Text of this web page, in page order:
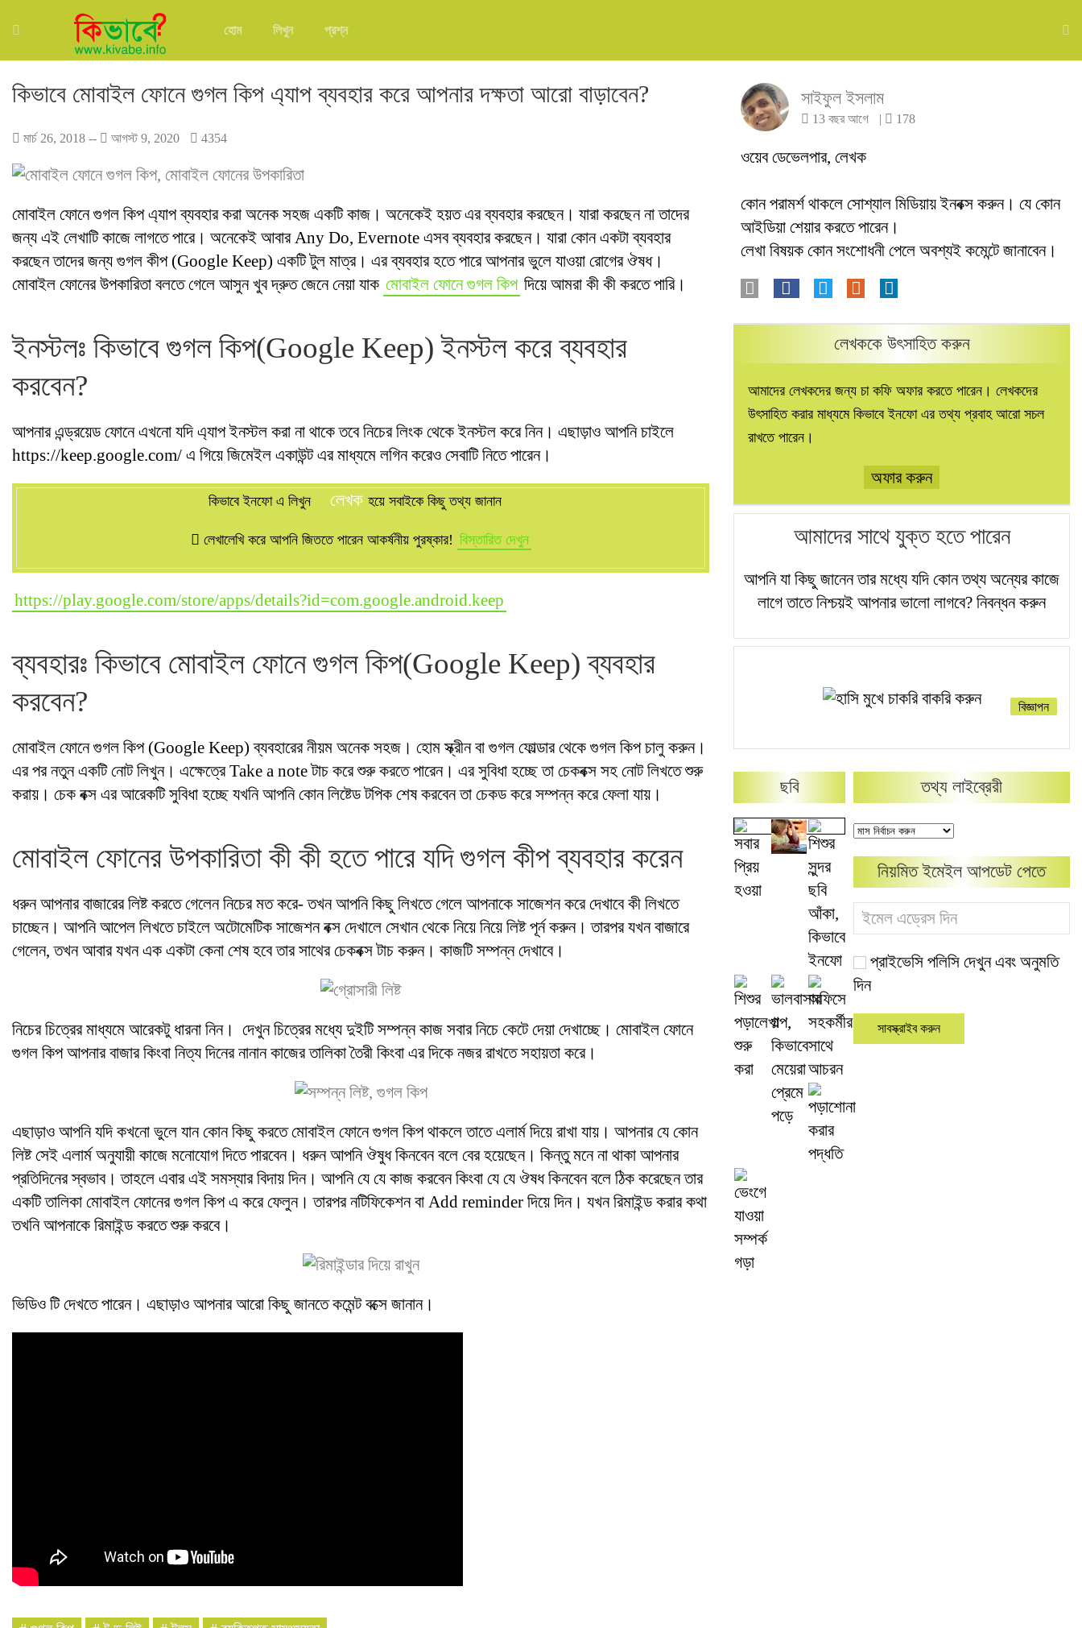
হোম লিখুন প্রশ্ন
কিভাবে মোবাইল ফোনে গুগল কিপ এ্যাপ ব্যবহার করে আপনার দক্ষতা আরো বাড়াবেন?
মার্চ 26, 2018 -- আগস্ট 9, 2020 4354
মোবাইল ফোনে গুগল কিপ এ্যাপ ব্যবহার করা অনেক সহজ একটি কাজ। অনেকেই হয়ত এর ব্যবহার করছেন। যারা করছেন না তাদের
জন্য এই লেখাটি কাজে লাগতে পারে। অনেকেই আবার Any Do, Evernote এসব ব্যবহার করছেন। যারা কোন একটা ব্যবহার
করছেন তাদের জন্য গুগল কীপ (Google Keep) একটি টুল মাত্র। এর ব্যবহার হতে পারে আপনার ভুলে যাওয়া রোগের ঔষধ।
মোবাইল ফোনের উপকারিতা বলতে গেলে আসুন খুব দ্রুত জেনে নেয়া যাক মোবাইল ফোনে গুগল কিপ দিয়ে আমরা কী কী করতে পারি।
ইনস্টলঃ কিভাবে গুগল কিপ(Google Keep) ইনস্টল করে ব্যবহার
করবেন?
আপনার এন্ড্রয়েড ফোনে এখনো যদি এ্যাপ ইনস্টল করা না থাকে তবে নিচের লিংক থেকে ইনস্টল করে নিন। এছাড়াও আপনি চাইলে
https://keep.google.com/ এ গিয়ে জিমেইল একাউন্ট এর মাধ্যমে লগিন করেও সেবাটি নিতে পারেন।
কিভাবে ইনফো এ লিখুন লেখক হয়ে সবাইকে কিছু তথ্য জানান
লেখালেখি করে আপনি জিততে পারেন আকর্ষনীয় পুরষ্কার! বিস্তারিত দেখুন
https://play.google.com/store/apps/details?id=com.google.android.keep
ব্যবহারঃ কিভাবে মোবাইল ফোনে গুগল কিপ(Google Keep) ব্যবহার
করবেন?
মোবাইল ফোনে গুগল কিপ (Google Keep) ব্যবহারের নীয়ম অনেক সহজ। হোম স্ক্রীন বা গুগল ফোল্ডার থেকে গুগল কিপ চালু করুন।
এর পর নতুন একটি নোট লিখুন। এক্ষেত্রে Take a note টাচ করে শুরু করতে পারেন। এর সুবিধা হচ্ছে তা চেকবক্স সহ নোট লিখতে শুরু
করায়। চেক বক্স এর আরেকটি সুবিধা হচ্ছে যখনি আপনি কোন লিষ্টেড টপিক শেষ করবেন তা চেকড করে সম্পন্ন করে ফেলা যায়।
মোবাইল ফোনের উপকারিতা কী কী হতে পারে যদি গুগল কীপ ব্যবহার করেন
ধরুন আপনার বাজারের লিষ্ট করতে গেলেন নিচের মত করে- তখন আপনি কিছু লিখতে গেলে আপনাকে সাজেশন করে দেখাবে কী লিখতে
চাচ্ছেন। আপনি আপেল লিখতে চাইলে অটোমেটিক সাজেশন বক্স দেখালে সেখান থেকে নিয়ে নিয়ে লিষ্ট পূর্ন করুন। তারপর যখন বাজারে
গেলেন, তখন আবার যখন এক একটা কেনা শেষ হবে তার সাথের চেকবক্স টাচ করুন। কাজটি সম্পন্ন দেখাবে।
নিচের চিত্রের মাধ্যমে আরেকটু ধারনা নিন। দেখুন চিত্রের মধ্যে দুইটি সম্পন্ন কাজ সবার নিচে কেটে দেয়া দেখাচ্ছে। মোবাইল ফোনে
গুগল কিপ আপনার বাজার কিংবা নিত্য দিনের নানান কাজের তালিকা তৈরী কিংবা এর দিকে নজর রাখতে সহায়তা করে।
এছাড়াও আপনি যদি কখনো ভুলে যান কোন কিছু করতে মোবাইল ফোনে গুগল কিপ থাকলে তাতে এলার্ম দিয়ে রাখা যায়। আপনার যে কোন
লিষ্ট সেই এলার্ম অনুযায়ী কাজে মনোযোগ দিতে পারবেন। ধরুন আপনি ঔষুধ কিনবেন বলে বের হয়েছেন। কিন্তু মনে না থাকা আপনার
প্রতিদিনের স্বভাব। তাহলে এবার এই সমস্যার বিদায় দিন। আপনি যে যে কাজ করবেন কিংবা যে যে ঔষধ কিনবেন বলে ঠিক করেছেন তার
একটি তালিকা মোবাইল ফোনের গুগল কিপ এ করে ফেলুন। তারপর নটিফিকেশন বা Add reminder দিয়ে দিন। যখন রিমাইন্ড করার কথা
তখনি আপনাকে রিমাইন্ড করতে শুরু করবে।
ভিডিও টি দেখতে পারেন। এছাড়াও আপনার আরো কিছু জানতে কমেন্ট বক্সে জানান।
সাইফুল ইসলাম
13 বছর আগে | 178
ওয়েব ডেভেলপার, লেখক
কোন পরামর্শ থাকলে সোশ্যাল মিডিয়ায় ইনবক্স করুন। যে কোন
আইডিয়া শেয়ার করতে পারেন।
লেখা বিষয়ক কোন সংশোধনী পেলে অবশ্যই কমেন্টে জানাবেন।
লেখককে উৎসাহিত করুন
আমাদের লেখকদের জন্য চা কফি অফার করতে পারেন। লেখকদের
উৎসাহিত করার মাধ্যমে কিভাবে ইনফো এর তথ্য প্রবাহ আরো সচল
রাখতে পারেন।
অফার করুন
আমাদের সাথে যুক্ত হতে পারেন
আপনি যা কিছু জানেন তার মধ্যে যদি কোন তথ্য অন্যের কাজে
লাগে তাতে নিশ্চয়ই আপনার ভালো লাগবে? নিবন্ধন করুন
বিজ্ঞাপন
ছবি তথ্য লাইব্রেরী
নিয়মিত ইমেইল আপডেট পেতে
প্রাইভেসি পলিসি দেখুন এবং অনুমতি
দিন